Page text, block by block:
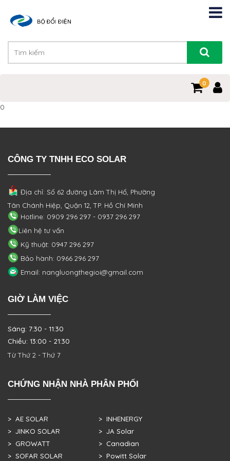
0
0
CÔNG TY TNHH ECO SOLAR
Địa chỉ: Số 62 đường Lâm Thị Hố, Phường
Tân Chánh Hiệp, Quận 12, TP. Hồ Chí Minh
Hotline: 0909 296 297 - 0937 296 297
Liên hệ tư vấn
Kỹ thuật: 0947 296 297
Bảo hành: 0966 296 297
Email: nangluongthegioi@gmail.com
GIỜ LÀM VIỆC
Sáng: 7:30 - 11:30
Chiều: 13:00 - 21:30
Từ Thứ 2 - Thứ 7
CHỨNG NHẬN NHÀ PHÂN PHỐI
> AE SOLAR
> JINKO SOLAR
> GROWATT
> SOFAR SOLAR
> INHENERGY
> JA Solar
> Canadian
> Powitt Solar